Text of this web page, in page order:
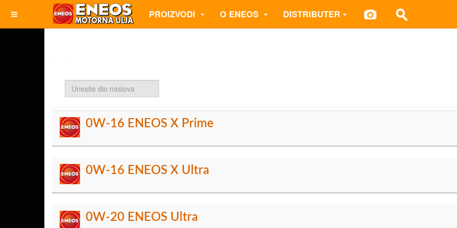
PROIZVODI O ENEOS DISTRIBUTER
dio
naslova
0W-16 ENEOS X Prime
0W-16 ENEOS X Ultra
0W-20 ENEOS Ultra